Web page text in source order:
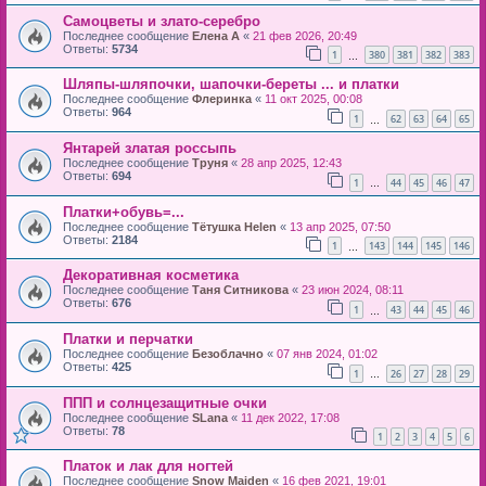
Самоцветы и злато-серебро
Последнее сообщение Елена А « 21 фев 2026, 20:49
Ответы: 5734 1 380 381 382 383
Шляпы-шляпочки, шапочки-береты ... и платки
Последнее сообщение Флеринка« 11 окт 2025, 00:08
Ответы: 964 1 62 63 64 65
Янтарей златая россыпь
Последнее сообщение Труня « 28 апр 2025, 12:43
Ответы: 694 1 … 44 45 46 47
Платки+обувь=...
Последнее сообщение Тётушка Helen « 13 апр 2025, 07:50
Ответы: 2184 1 143 144 145 146
Декоративная косметика
Последнее сообщение Таня Ситникова« 23 июн 2024, 08:11
Ответы: 676 1 43 44 45 46
Платки и перчатки
Последнее сообщение Безоблачно « 07 янв 2024, 01:02
Ответы: 425 1 … 26 27 28 29
ППП и солнцезащитные очки
Последнее сообщение SLana « 11 дек 2022, 17:08
Ответы: 78 1 2 3 4 5 6
Платок и лак для ногтей
Последнее сообщение Snow Maiden « 16 фев 2021, 19:01